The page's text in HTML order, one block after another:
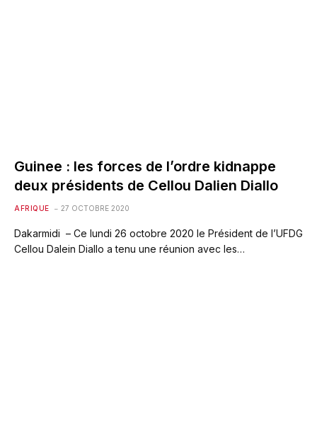
Guinee : les forces de l’ordre kidnappe
deux présidents de Cellou Dalien Diallo
AFRIQUE 27 OCTOBRE 2020
Dakarmidi – Ce lundi 26 octobre 2020 le Président de l’UFDG
Cellou Dalein Diallo a tenu une réunion avec les…